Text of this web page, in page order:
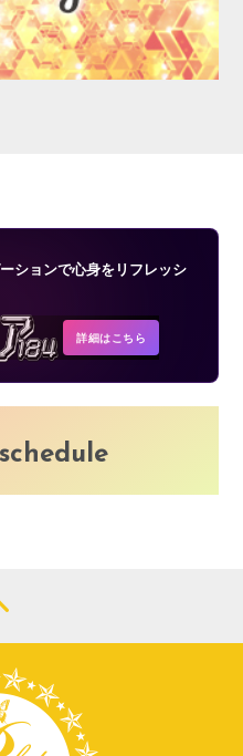
ションで心身をリフレッシ
詳細はこちら